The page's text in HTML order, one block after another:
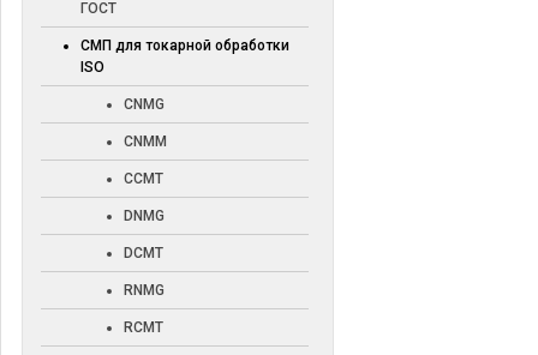
ГОСТ
СМП для токарной обработки
ISO
CNMG
CNMM
CCMT
DNMG
DCMT
RNMG
RCMT